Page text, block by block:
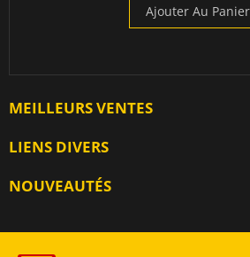
Ajouter Au Panier
MEILLEURS VENTES
LIENS DIVERS
NOUVEAUTÉS